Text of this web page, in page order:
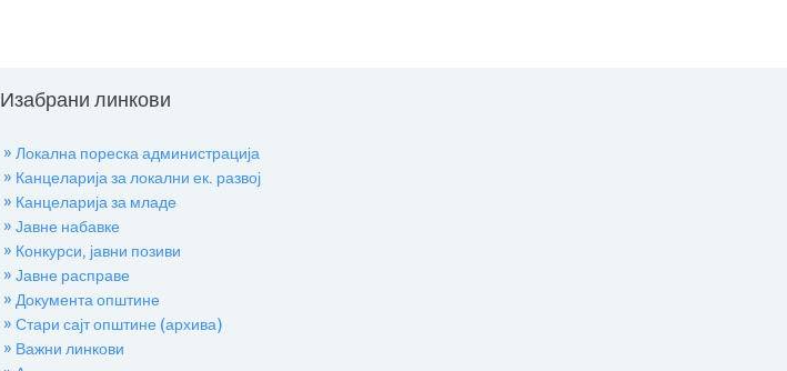
Изабрани линкови
» Локална пореска администрација
» Канцеларија за локални ек. развој
» Канцеларија за младе
» Јавне набавке
» Конкурси, јавни позиви
» Јавне расправе
» Документа општине
» Стари сајт општине (архива)
» Важни линкови